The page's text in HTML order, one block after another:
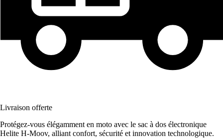
Livraison offerte
Protégez-vous élégamment en moto avec le sac à dos électronique
Helite H-Moov, alliant confort, sécurité et innovation technologique.